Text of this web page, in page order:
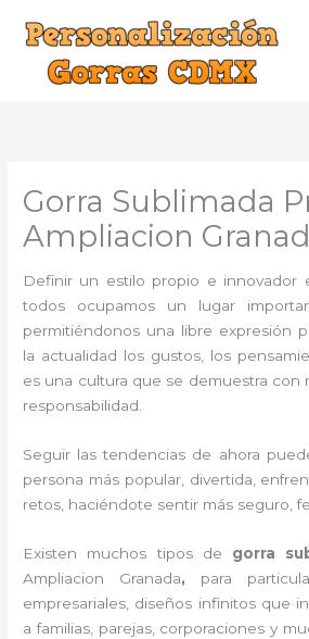
contenido
Gorra Sublimada
Ampliacion
Definir un estilo propio e innovador
todos ocupamos un lugar
permitiéndonos una libre expresión
la actualidad los gustos, los
es una cultura que se demuestra con
responsabilidad.
Seguir las tendencias de ahora
persona más popular, divertida,
retos, haciéndote sentir más seguro,
Existen muchos tipos de gorra
Ampliacion Granada, para
empresariales, diseños infinitos que
a familias, parejas, corporaciones y